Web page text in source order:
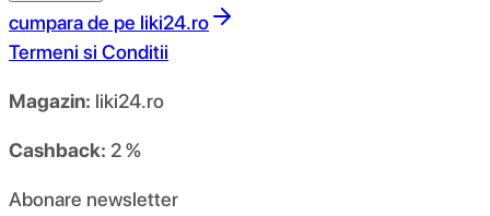
cumpara de pe liki24.ro
Termeni si Conditii
Magazin: liki24.ro
Cashback: 2 %
Abonare newsletter